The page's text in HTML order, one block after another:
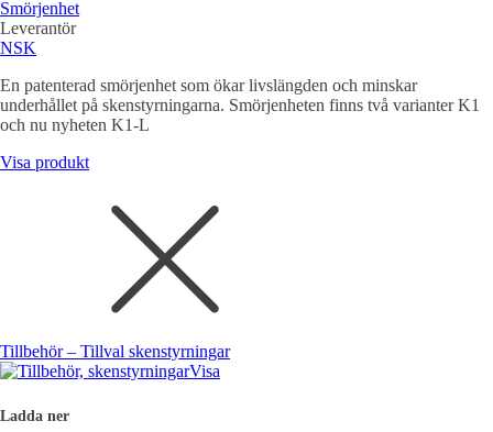
Smörjenhet
Leverantör
NSK
En patenterad smörjenhet som ökar livslängden och minskar
underhållet på skenstyrningarna. Smörjenheten finns två varianter K1
och nu nyheten K1-L
Visa produkt
Tillbehör – Tillval skenstyrningar
Visa
Ladda ner